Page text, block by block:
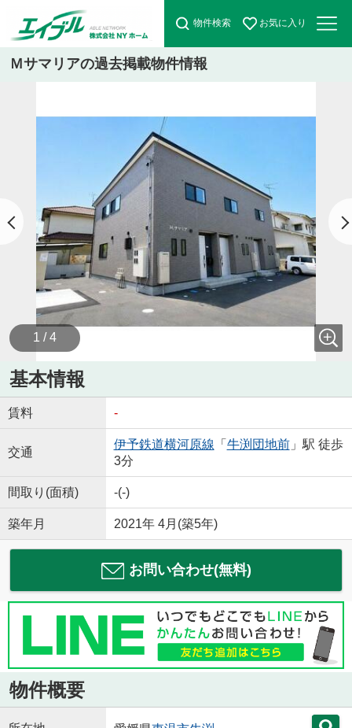
物件検索 お気に入り
Ｍサマリアの過去掲載物件情報
1 / 4
基本情報
賃料 -
交通
伊予鉄道横河原線 「 牛渕団地前」駅 徒歩
3分
間取り(面積) -(-)
築年月 2021年 4月(築5年)
お問い合わせ(無料)
物件概要